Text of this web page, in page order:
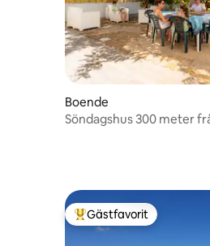
Boende
Söndagshus 300 meter
Populär gästfavorit
Gästfavorit